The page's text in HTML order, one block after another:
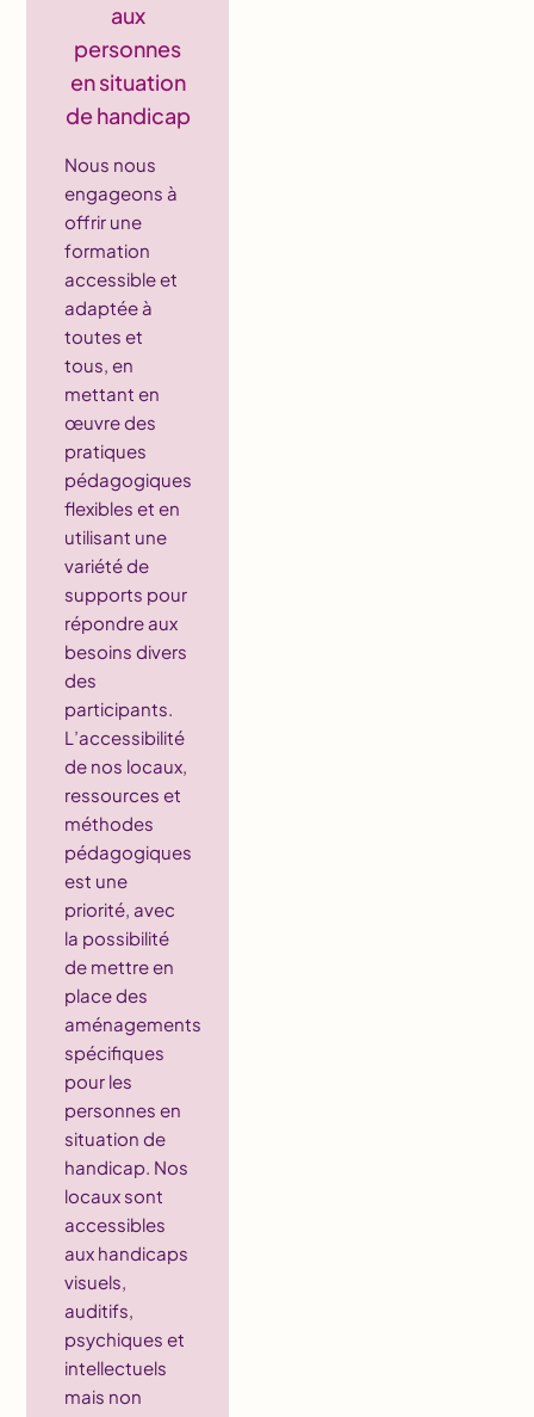
aux
personnes
en situation
de handicap
Nous nous
engageons à
offrir une
formation
accessible et
adaptée à
toutes et
tous, en
mettant en
œuvre des
pratiques
pédagogiques
flexibles et en
utilisant une
variété de
supports pour
répondre aux
besoins divers
des
participants.
L’accessibilité
de nos locaux,
ressources et
méthodes
pédagogiques
est une
priorité, avec
la possibilité
de mettre en
place des
aménagements
spécifiques
pour les
personnes en
situation de
handicap. Nos
locaux sont
accessibles
aux handicaps
visuels,
auditifs,
psychiques et
intellectuels
mais non